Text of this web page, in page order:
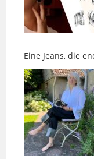
Eine Jeans, die
Eine